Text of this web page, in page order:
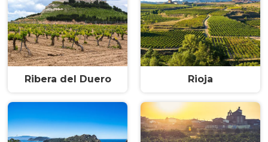
Ribera del Duero Rioja